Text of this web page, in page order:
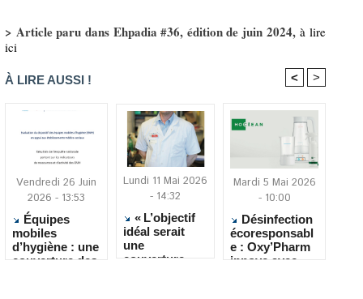
> Article paru dans Ehpadia #36, édition de juin 2024,à lire
ici
À LIRE AUSSI ! < >
Vendredi 26 Juin
2026 - 13:53
Équipes
mobiles
d’hygiène : une
couverture des
Lundi 11 Mai 2026
- 14:32
« L’objectif
idéal serait
une
couverture
Mardi 5 Mai 2026
- 10:00
Désinfection
écoresponsabl
e : Oxy’Pharm
innove avec